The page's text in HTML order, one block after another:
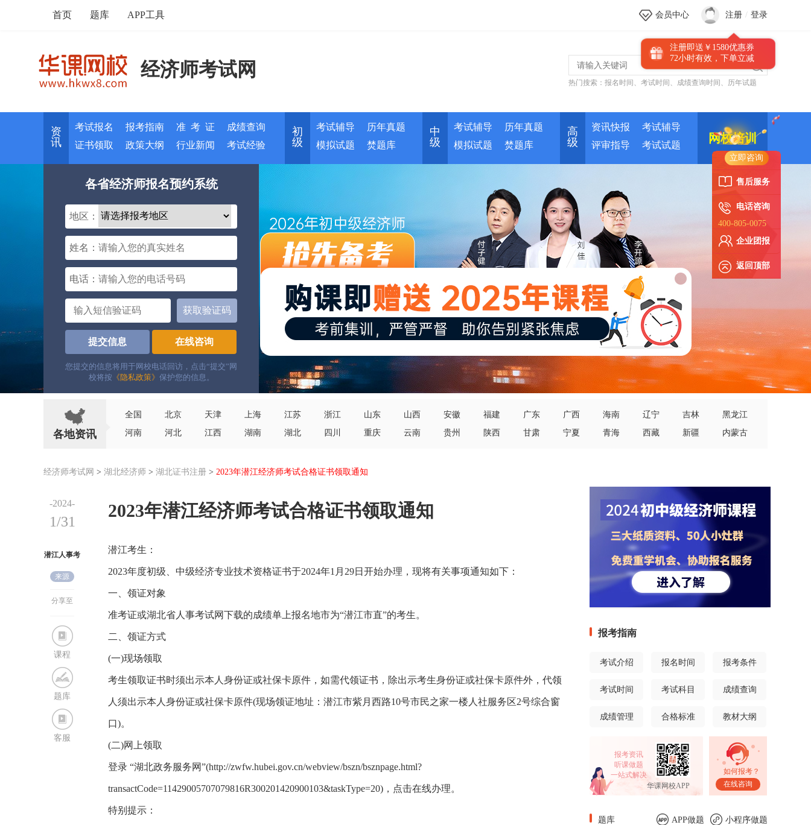
立即咨询
售后服务
电话咨询
400-805-0075
企业团报
返回顶部
首页 题库 APP工具 会员中心 注册 / 登录
注册即送￥1580优惠券
72小时有效，下单立减
经济师考试网
热门搜索： 报名时间 、 考试时间 、 成绩查询时间 、 历年试题
资
讯
考试报名 报考指南 准 考 证
成绩查询
证书领取
政策大纲 行业新闻 考试经验
初
级
考试辅导
历年真题
模拟试题
焚题库
中
级
考试辅导
历年真题
模拟试题
焚题库
高
级
资讯快报
考试辅导
评审指导
考试试题
网校培训
各省经济师报名预约系统
地区：
姓名：
电话：
获取验证码
提交信息 在线咨询
您提交的信息将用于网校电话回访，点击“提交”网
校将按 《隐私政策》 保护您的信息。
各地资讯
全国 北京 天津 上海 江苏 浙江 山东 山西 安徽 福建 广东 广西 海南 辽宁 吉林
黑龙江
河南
河北 江西 湖南 湖北 四川 重庆 云南 贵州 陕西 甘肃 宁夏 青海 西藏 新疆 内蒙古
经济师考试网 > 湖北经济师 > 湖北证书注册 > 2023年潜江经济师考试合格证书领取通知
-2024-
1/31
潜江人事考
试网
来源
分享至
课程
题库
客服
2023年潜江经济师考试合格证书领取通知
潜江考生：
2023年度初级、中级经济专业技术资格证书于2024年1月29日开始办理，现将有关事项通知如下：
一、领证对象
准考证或湖北省人事考试网下载的成绩单上报名地市为“潜江市直”的考生。
二、领证方式
(一)现场领取
考生领取证书时须出示本人身份证或社保卡原件，如需代领证书，除出示考生身份证或社保卡原件外，代领
人须出示本人身份证或社保卡原件(现场领证地址：潜江市紫月西路10号市民之家一楼人社服务区2号综合窗
口)。
(二)网上领取
登录 “湖北政务服务网”(http://zwfw.hubei.gov.cn/webview/bszn/bsznpage.html?
transactCode=11429005707079816R300201420900103&taskType=20)，点击在线办理。
特别提示：
报考指南
考试介绍 报名时间 报考条件
考试时间 考试科目 成绩查询
成绩管理 合格标准 教材大纲
报考资讯
听课做题
一站式解决
华课网校APP
如何报考？
在线咨询
题库 APP做题 小程序做题